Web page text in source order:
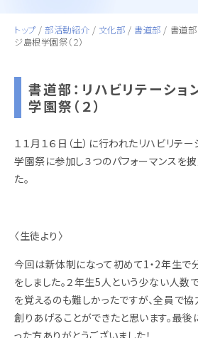
トップ /部活動紹介 / 文化部 / 書道部 / 書道部
ジ島根学園祭（２）
書道部：リハビリテーショ
学園祭（２）
１１月１６日（土）に行われたリハビリテ
学園祭に参加し３つのパフォーマンスを
た。
〈生徒より〉
今回は新体制になって初めて1・2年生で
をしました。２年生5人という少ない人数
を覚えるのも難しかったですが、全員で
創りあげることができたと思います。最後
った方ありがとうございました！